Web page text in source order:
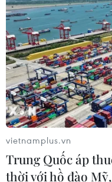
vietnamplus.vn
Trung Quốc áp
thời với hồ đào